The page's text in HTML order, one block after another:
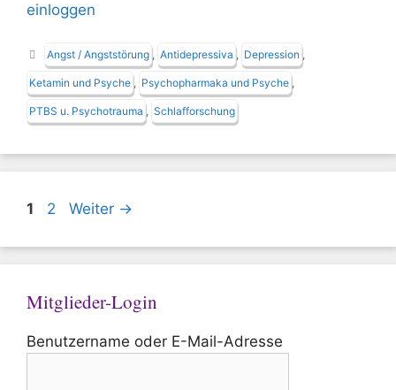
einloggen
Schlagwörter
Angst / Angststörung , Antidepressiva , Depression ,
Ketamin und Psyche , Psychopharmaka und Psyche ,
PTBS u. Psychotrauma , Schlafforschung
Seite
1 Seite
2 Weiter →
Mitglieder-Login
Benutzername oder E-Mail-Adresse